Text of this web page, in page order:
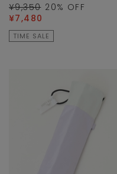
¥9,350 20% OFF
¥7,480
TIME SALE